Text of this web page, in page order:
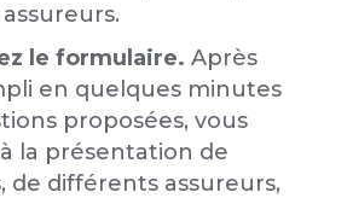
le formulaire. Après
en quelques minutes
proposées, vous
la présentation de
de différents assureurs,